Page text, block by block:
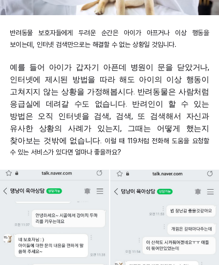
반려동물 보호자들에게 두려운 순간은 아이가 아프거나 이상 행동을
보이는데, 인터넷 검색만으로는 해결할 수 없는 상황일 것입니다.
예를 들어 아이가 갑자기 아픈데 병원이 문을 닫았거나,
인터넷에 제시된 방법을 따라 해도 아이의 이상 행동이
고쳐지지 않는 상황을 가정해봅시다. 반려동물은 사람처럼
응급실에 데려갈 수도 없습니다. 반려인이 할 수 있는
방법은 오직 인터넷을 검색, 검색, 또 검색해서 자신과
유사한 상황의 사례가 있는지, 그때는 어떻게 했는지
찾아보는 것밖에 없습니다. 이럴 때 119처럼 전화해 도움을 요청할
수 있는 서비스가 있다면 얼마나 좋을까요?